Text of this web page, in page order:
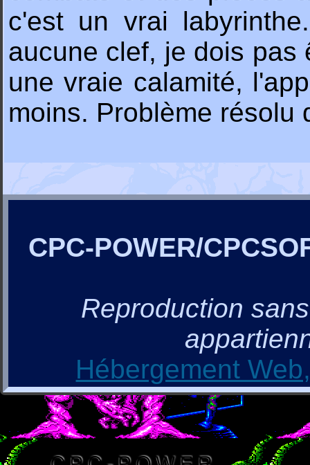
c'est un vrai
aucune clef, je dois pas
une vraie calamité,
moins. Problème résolu
CPC-POWER/
Reproduction
Hébergement